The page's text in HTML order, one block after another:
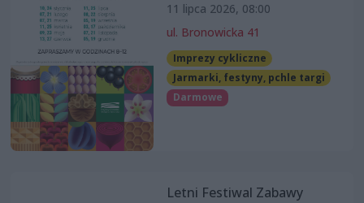
11 lipca 2026, 08:00
ul. Bronowicka 41
Imprezy cykliczne
Jarmarki, festyny, pchle targi
Darmowe
Letni Festiwal Zabawy